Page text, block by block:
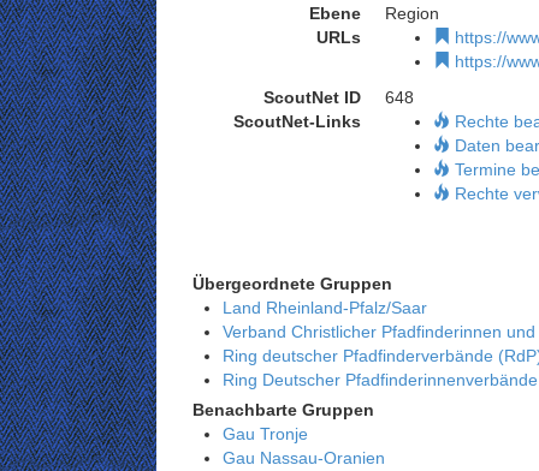
Ebene
Region
URLs
https://
https://
ScoutNet ID
648
ScoutNet-Links
Rechte
Daten
Termine
Rechte
Übergeordnete Gruppen
Land Rheinland-Pfalz/Saar
Verband Christlicher Pfadfinderinnen
Ring deutscher Pfadfinderverbände
Ring Deutscher
Benachbarte Gruppen
Gau Tronje
Gau Nassau-Oranien